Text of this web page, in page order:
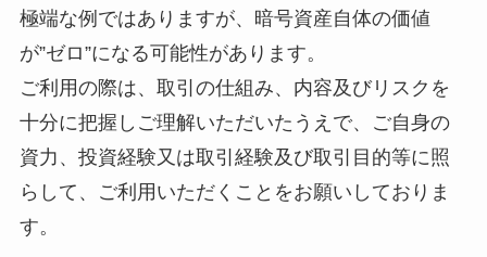
極端な例ではありますが、暗号資産自体の価値
が”ゼロ”になる可能性があります。
ご利用の際は、取引の仕組み、内容及びリスクを
十分に把握しご理解いただいたうえで、ご自身の
資力、投資経験又は取引経験及び取引目的等に照
らして、ご利用いただくことをお願いしておりま
す。